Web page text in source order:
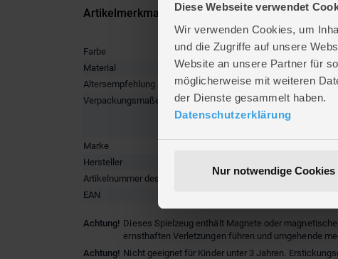
Diese Webseite verwendet
Wir verwenden Cookies, um
und die Zugriffe auf unsere
Website an unsere Partner für
möglicherweise mit weiteren
der Dienste gesammelt haben.
Datenschutzerklärung
Nur notwendige Cookies
Artikelmerkmale
Farbe pink,rosa
Material
Kunststoff
Altersempfehlung
ab 3 Jahre
Verpackungsmaße
Länge ca. 23,8
Breite ca. 23,6
Marke
Hersteller
Artikelnummer des Herstellers
B 59012
EAN
Achtung! Dieses Spielzeug enthält Magnete oder
ernsthaften Verletzungen führen und umgehende
Achtung! Nicht geeignet für Kinder unter 3 Jahren.